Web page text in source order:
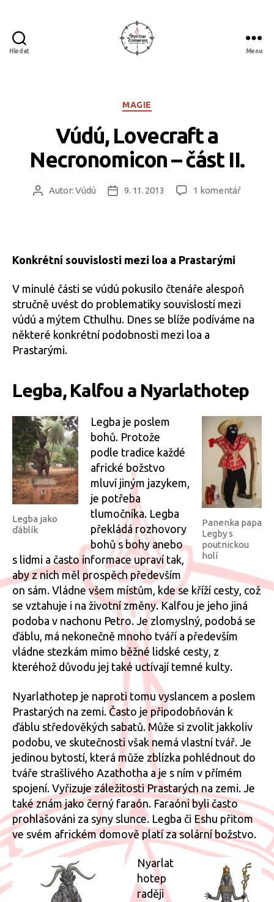
Hledat Menu
Rubriky
MAGIE
Vúdú, Lovecraft a
Necronomicon – část II.
AutorAutor:Vúdú
Datum
9. 11. 2013 1 komentářu
–
část
II.
Konkrétní souvislosti mezi loa a Prastarými
V minulé části se vúdú pokusilo čtenáře alespoň
stručně uvést do problematiky souvislostí mezi
vúdú a mýtem Cthulhu. Dnes se blíže podíváme na
některé konkrétní podobnosti mezi loa a
Prastarými.
Legba, Kalfou a Nyarlathotep
Legba jako
ďáblík
Panenka papa
Legby s
poutnickou
holí
Legba je poslem
bohů. Protože
podle tradice každé
africké božstvo
mluví jiným jazykem,
je potřeba
tlumočníka. Legba
překládá rozhovory
bohů s bohy anebo
s lidmi a často informace upraví tak,
aby z nich měl prospěch především
on sám. Vládne všem místům, kde se kříží cesty, což
se vztahuje i na životní změny. Kalfou je jeho jiná
podoba v nachonu Petro. Je zlomyslný, podobá se
ďáblu, má nekonečně mnoho tváří a především
vládne stezkám mimo běžné lidské cesty, z
kteréhož důvodu jej také uctívají temné kulty.
Nyarlathotep je naproti tomu vyslancem a poslem
Prastarých na zemi. Často je připodobňován k
ďáblu středověkých sabatů. Může si zvolit jakkoliv
podobu, ve skutečnosti však nemá vlastní tvář. Je
jedinou bytostí, která může zblízka pohlédnout do
tváře strašlivého Azathotha a je s ním v přímém
spojení. Vyřizuje záležitosti Prastarých na zemi. Je
také znám jako černý faraón. Faraóni byli často
prohlašováni za syny slunce. Legba či Eshu přitom
ve svém africkém domově platí za solární božstvo.
Nyarlat
hotep
raději